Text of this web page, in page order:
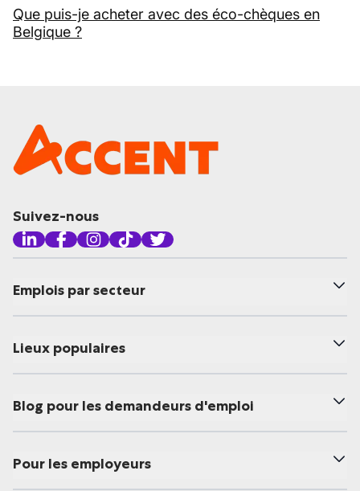
Que puis-je acheter avec des éco-chèques en
Belgique ?
Suivez-nous
Emplois par secteur
Lieux populaires
Blog pour les demandeurs d'emploi
Pour les employeurs